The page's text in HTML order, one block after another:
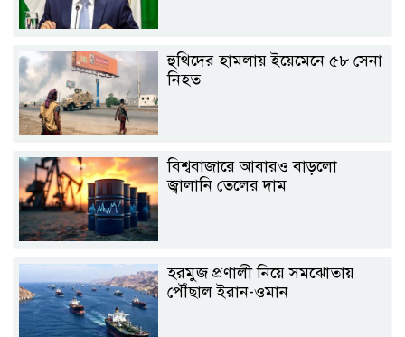
হুথিদের হামলায় ইয়েমেনে ৫৮ সেনা
নিহত
বিশ্ববাজারে আবারও বাড়লো
জ্বালানি তেলের দাম
হরমুজ প্রণালী নিয়ে সমঝোতায়
পৌঁছাল ইরান-ওমান